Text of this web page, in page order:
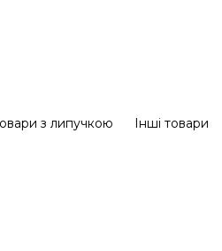
з липучкою Інші товари